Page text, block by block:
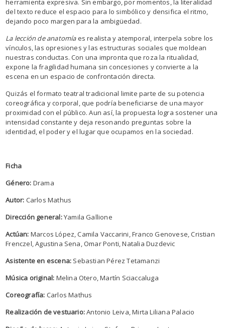
herramienta expresiva. Sin embargo, por momentos, la literalidad
del texto reduce el espacio para lo simbólico y densifica el ritmo,
dejando poco margen para la ambigüedad.
La lección de anatomía es realista y atemporal, interpela sobre los
vínculos, las opresiones y las estructuras sociales que moldean
nuestras conductas. Con una impronta que roza la ritualidad,
expone la fragilidad humana sin concesiones y convierte a la
escena en un espacio de confrontación directa.
Quizás el formato teatral tradicional limite parte de su potencia
coreográfica y corporal, que podría beneficiarse de una mayor
proximidad con el público. Aun así, la propuesta logra sostener una
intensidad constante y deja resonando preguntas sobre la
identidad, el poder y el lugar que ocupamos en la sociedad.
Ficha
Género: Drama
Autor: Carlos Mathus
Dirección general:Yamila Gallione
Actúan: Marcos López, Camila Vaccarini, Franco Genovese, Cristian
Frenczel, Agustina Sena, Omar Ponti, Natalia Duzdevic
Asistente en escena: Sebastian Pérez Tetamanzi
Música original: Melina Otero, Martín Sciaccaluga
Coreografía: Carlos Mathus
Realización de vestuario:Antonio Leiva, Mirta Liliana Palacio